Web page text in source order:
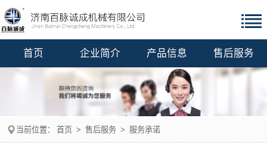
首页 企业简介 产品信息 售后服务
当前位置： 首页 > 售后服务 > 服务承诺